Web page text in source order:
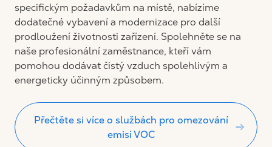
specifickým požadavkům na místě, nabízíme
dodatečné vybavení a modernizace pro další
prodloužení životnosti zařízení. Spolehněte se na
naše profesionální zaměstnance, kteří vám
pomohou dodávat čistý vzduch spolehlivým a
energeticky účinným způsobem.
Přečtěte si více o službách pro omezování
emisí VOC